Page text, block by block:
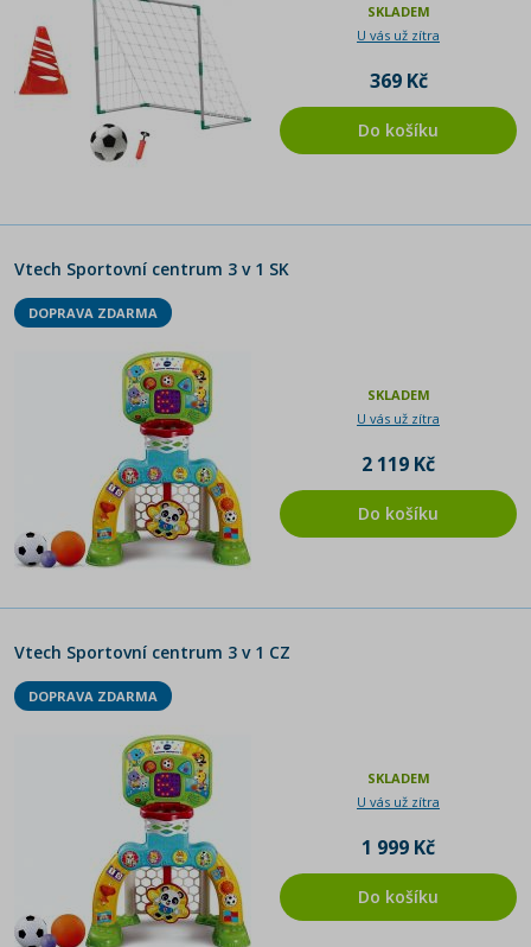
SKLADEM
U vás už zítra
369 Kč
Do košíku
Vtech Sportovní centrum 3 v 1 SK
DOPRAVA ZDARMA
SKLADEM
U vás už zítra
2 119 Kč
Do košíku
Vtech Sportovní centrum 3 v 1 CZ
DOPRAVA ZDARMA
SKLADEM
U vás už zítra
1 999 Kč
Do košíku